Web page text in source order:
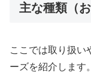
主な種類（
ここでは取り扱い
ーズを紹介します